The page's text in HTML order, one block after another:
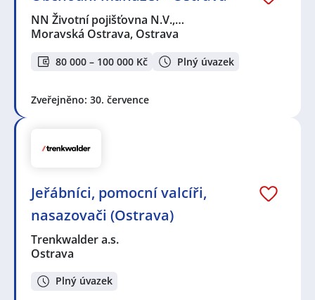
NN Životní pojišťovna N.V.,…
Moravská Ostrava, Ostrava
80 000 – 100 000 Kč Plný úvazek
Zveřejněno: 30. července
Jeřábníci, pomocní valcíři,
nasazovači (Ostrava)
Trenkwalder a.s.
Ostrava
Plný úvazek